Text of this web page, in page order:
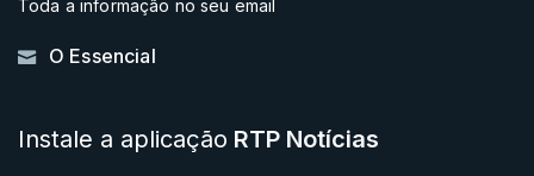
Toda a informação no seu email
O Essencial
Instale a aplicação RTP Notícias